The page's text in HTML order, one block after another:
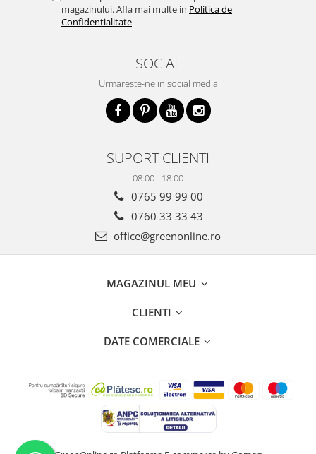
Articole & Accesorii Birou
Becuri & Baterii
magazinului. Afla mai multe in Politica de
Confidentialitate
SOCIAL
Urmareste-ne in social media
SUPORT CLIENTI
08:00 - 18:00
0765 99 99 00
0760 33 33 43
office@greenonline.ro
MAGAZINUL MEU
CLIENTI
DATE COMERCIALE